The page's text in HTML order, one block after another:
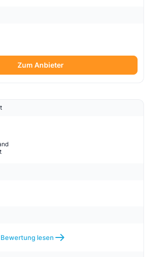
Zum Anbieter
Bewertung lesen